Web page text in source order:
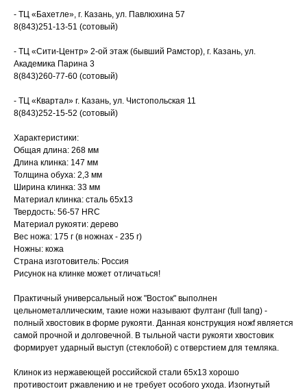
- ТЦ «Бахетле», г. Казань, ул. Павлюхина 57
8(843)251-13-51 (сотовый)
- ТЦ «Сити-Центр» 2-ой этаж (бывший Рамстор), г. Казань, ул.
Академика Парина 3
8(843)260-77-60 (сотовый)
- ТЦ «Квартал» г. Казань, ул. Чистопольская 11
8(843)252-15-52 (сотовый)
Характеристики:
Общая длина: 268 мм
Длина клинка: 147 мм
Толщина обуха: 2,3 мм
Ширина клинка: 33 мм
Материал клинка: сталь 65х13
Твердость: 56-57 HRC
Материал рукояти: дерево
Вес ножа: 175 г (в ножнах - 235 г)
Ножны: кожа
Страна изготовитель: Россия
Рисунок на клинке может отличаться!
Практичный универсальный нож "Восток" выполнен
цельнометаллическим, такие ножи называют фултанг (full tang) -
полный хвостовик в форме рукояти. Данная конструкция ножf является
самой прочной и долговечной. В тыльной части рукояти хвостовик
формирует ударный выступ (стеклобой) с отверстием для темляка.
Клинок из нержавеющей российской стали 65х13 хорошо
противостоит ржавлению и не требует особого ухода. Изогнутый